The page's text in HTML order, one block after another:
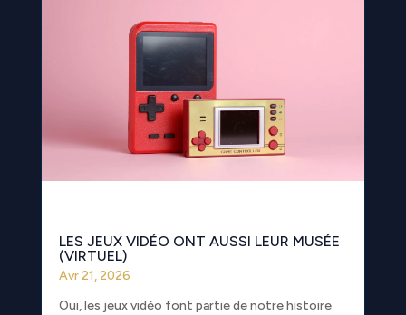
LES JEUX VIDÉO ONT AUSSI LEUR MUSÉE
(VIRTUEL)
Avr 21, 2026
Oui, les jeux vidéo font partie de notre histoire